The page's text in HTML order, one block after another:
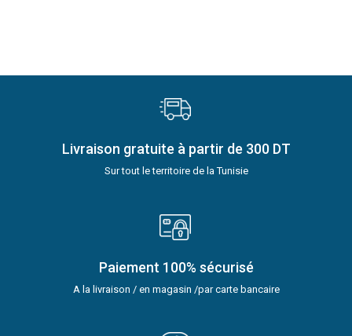
Livraison gratuite à partir de 300 DT
Sur tout le territoire de la Tunisie
Paiement 100% sécurisé
A la livraison / en magasin /par carte bancaire